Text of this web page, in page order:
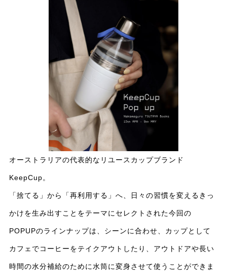
オーストラリアの代表的なリユースカップブランド
KeepCup。
「捨てる」から「再利用する」へ、日々の習慣を変えるきっ
かけを生み出すことをテーマにセレクトされた今回の
POPUPのラインナップは、シーンに合わせ、カップとして
カフェでコーヒーをテイクアウトしたり、アウトドアや長い
時間の水分補給のために水筒に変身させて使うことができま